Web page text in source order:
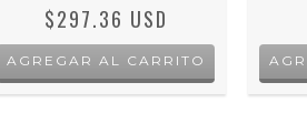
$297.36 USD